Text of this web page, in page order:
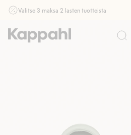
Valitse 3 maksa 2 lasten tuotteista
myymälässä ja verkossa. Ei voi yhdistää muihin